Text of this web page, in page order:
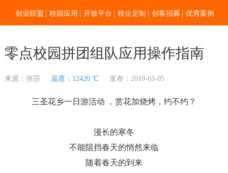
创业联盟 校园应用 开放平台 校企定制 创客招募 优秀案例
零点校园拼团组队应用操作指南
来源：张莎 温度：12420 ℃ 发布：2019-03-05
三圣花乡一日游活动 ，赏花加烧烤，约不约？
漫长的寒冬
不能阻挡春天的悄然来临
随着春天的到来